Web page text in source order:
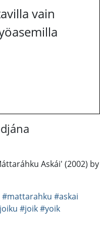
vain
Askái' (2002) by
#mattarahku #askai
#joik#yoik